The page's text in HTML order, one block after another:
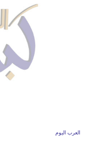
العرب اليوم